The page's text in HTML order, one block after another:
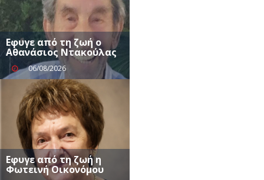
Εφυγε από τη ζωή ο
Αθανάσιος Ντακούλας
06/08/2026
Eφυγε από τη ζωή η
Φωτεινή Οικονόμου